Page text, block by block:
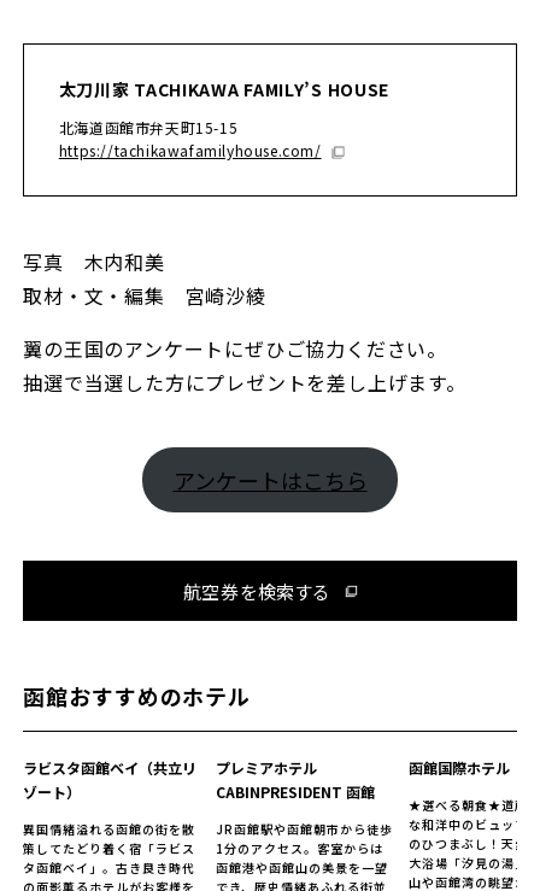
太刀川家 TACHIKAWA FAMILY’S HOUSE
北海道函館市弁天町15-15
https://tachikawafamilyhouse.com/
写真 木内和美
取材・文・編集 宮崎沙綾
翼の王国のアンケートにぜひご協力ください。
抽選で当選した方にプレゼントを差し上げます。
アンケートはこちら
航空券を検索する
函館おすすめのホテル
ラビスタ函館ベイ（共立リ
ゾート）
異国情緒溢れる函館の街を散
策してたどり着く宿「ラビス
タ函館ベイ」。古き良き時代
の面影薫るホテルがお客様を
プレミアホテル
CABINPRESIDENT 函館
JR函館駅や函館朝市から徒歩
1分のアクセス。客室からは
函館港や函館山の美景を一望
でき、歴史情緒あふれる街並
函館国際ホテル
★選べる朝食★道産
な和洋中のビュッフ
のひつまぶし！天然
大浴場「汐見の湯」
山や函館湾の眺望が